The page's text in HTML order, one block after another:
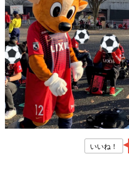
いいね！